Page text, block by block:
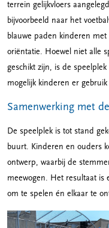
terrein gelijkvloers
bijvoorbeeld naar het
blauwe paden kinderen
oriëntatie. Hoewel niet alle
geschikt zijn, is de
mogelijk kinderen er
Samenwerking met
De speelplek is tot stand
buurt. Kinderen en ouders
ontwerp, waarbij de
meewogen. Het resultaat is
om te spelen én elkaar te